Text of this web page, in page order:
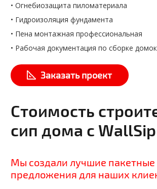
• Огнебиозащита пиломатериала
• Гидроизоляция фундамента
• Пена монтажная профессиональная
• Рабочая документация по сборке
Заказать проект
Стоимость
сип дома с WallSip
Мы создали лучшие пакетные
предложения для наших